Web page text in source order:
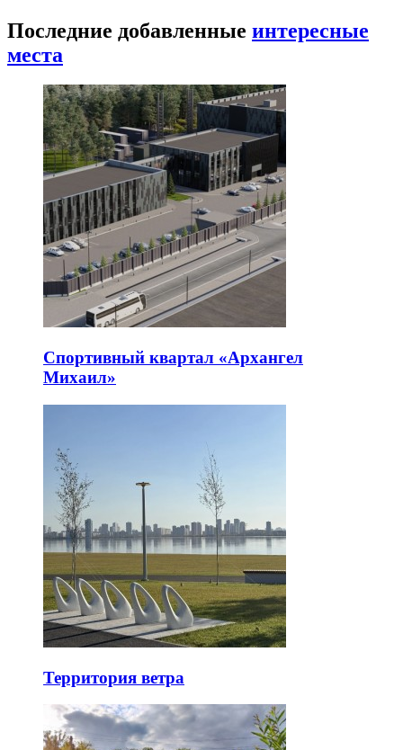
Последние добавленные интересные
места
Спортивный квартал «Архангел
Михаил»
Территория ветра